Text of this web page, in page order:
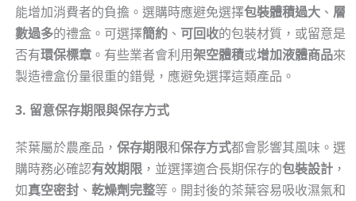
能增加消費者的負擔。選購時應避免選擇包裝體積過大、 層
數過多的禮盒。可選擇簡約、 可回收的包裝材質，或留意是
否有環保標章。有些業者會利用架空體積或增加液體商品來
製造禮盒份量很重的錯覺，應避免選擇這類產品。
3. 留意保存期限與保存方式
茶葉屬於農產品， 保存期限和保存方式都會影響其風味。選
購時務必確認有效期限，並選擇適合長期保存的包裝設計，
如真空密封、 乾燥劑完整等。開封後的茶葉容易吸收濕氣和